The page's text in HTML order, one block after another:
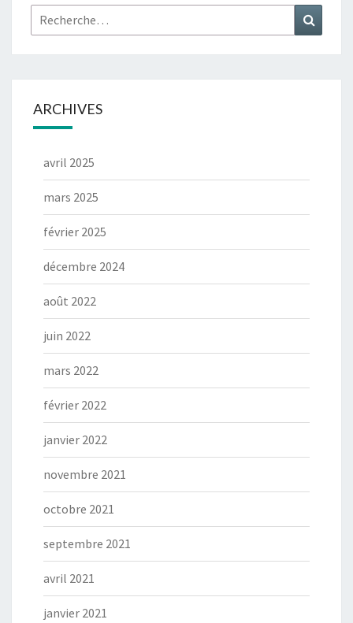
ARCHIVES
avril 2025
mars 2025
février 2025
décembre 2024
août 2022
juin 2022
mars 2022
février 2022
janvier 2022
novembre 2021
octobre 2021
septembre 2021
avril 2021
janvier 2021